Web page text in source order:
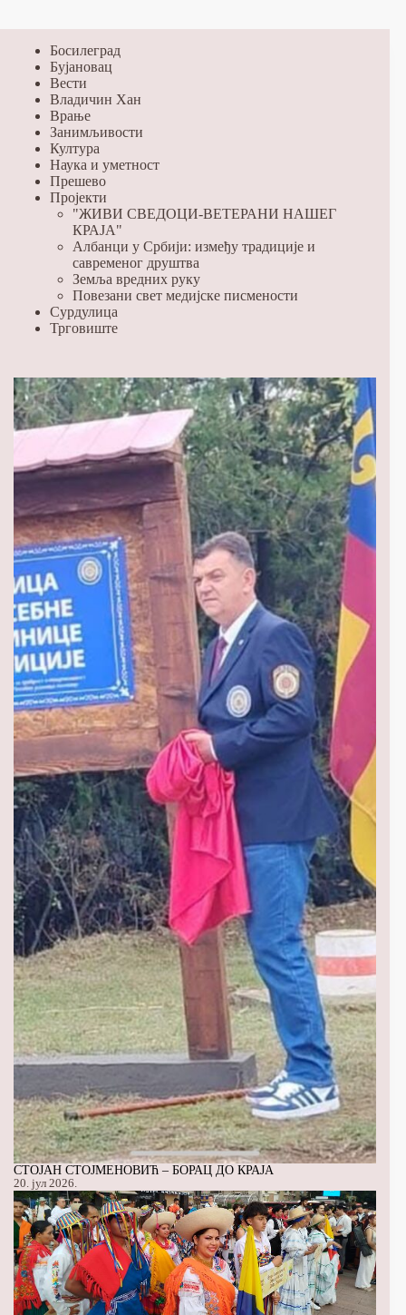
Босилеград
Бујановац
Вести
Владичин Хан
Врање
Занимљивости
Култура
Наука и уметност
Прешево
Пројекти
"ЖИВИ СВЕДОЦИ-ВЕТЕРАНИ НАШЕГ
КРАЈА"
Албанци у Србији: између традиције и
савременог друштва
Земља вредних руку
Повезани свет медијске писмености
Сурдулица
Трговиште
СТОЈАН СТОЈМЕНОВИЋ – БОРАЦ ДО КРАЈА
20. јул 2026.